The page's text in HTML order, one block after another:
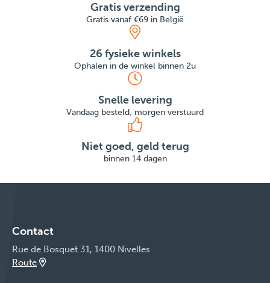
Gratis verzending
Gratis vanaf €69 in België
26 fysieke winkels
Ophalen in de winkel binnen 2u
Snelle levering
Vandaag besteld, morgen verstuurd
Niet goed, geld terug
binnen 14 dagen
Contact
Rue de Bosquet 31, 1400 Nivelles
Route